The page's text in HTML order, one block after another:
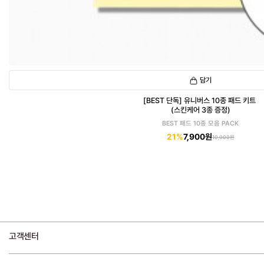
담기
[BEST 단독] 유니버스 10종 패드 키트
(스킨케어 3종 증정)
BEST 패드 10종 모음 PACK
21%7,900원10,000원
고객센터